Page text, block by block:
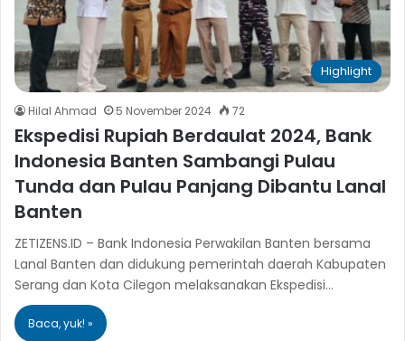
Highlight
Hilal Ahmad 5 November 2024 72
Ekspedisi Rupiah Berdaulat 2024, Bank
Indonesia Banten Sambangi Pulau
Tunda dan Pulau Panjang Dibantu Lanal
Banten
ZETIZENS.ID – Bank Indonesia Perwakilan Banten bersama
Lanal Banten dan didukung pemerintah daerah Kabupaten
Serang dan Kota Cilegon melaksanakan Ekspedisi…
Baca, yuk! »